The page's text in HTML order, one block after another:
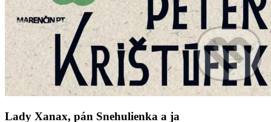
Lady Xanax, pán Snehulienka a ja